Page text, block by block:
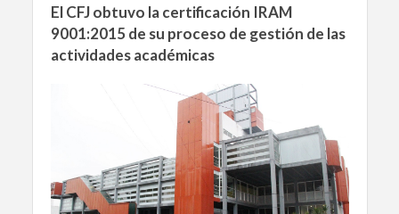
El CFJ obtuvo la certificación IRAM
9001:2015 de su proceso de gestión de las
actividades académicas